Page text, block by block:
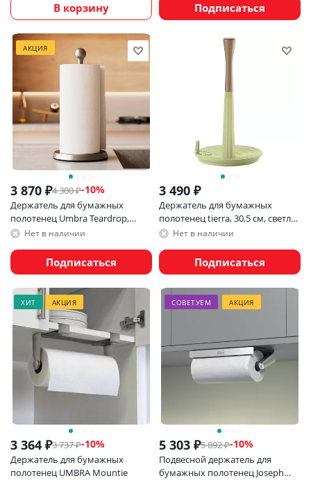
В корзину Подписаться
АКЦИЯ
3 870 ₽4 300₽-10%
Держатель для бумажных
полотенец Umbra Teardrop,
никельНет в наличии
Подписаться
3 490 ₽
Держатель для бумажных
полотенец tierra, 30,5 см, светло-
зеленый
Нет в наличии
Подписаться
ХИТ АКЦИЯ
3 364 ₽3 737₽-10%
Держатель для бумажных
полотенец UMBRA Mountie
СОВЕТУЕМ АКЦИЯ
5 303 ₽5 892₽-10%
Подвесной держатель для
бумажных полотенец Joseph